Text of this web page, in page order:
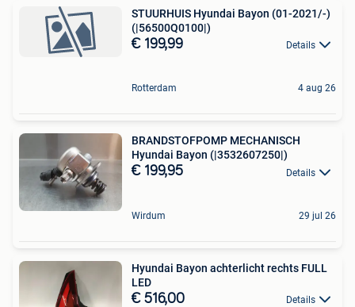
STUURHUIS Hyundai Bayon (01-2021/-)
(|56500Q0100|)
€ 199,99 Details
Rotterdam 4 aug 26
BRANDSTOFPOMP MECHANISCH
Hyundai Bayon (|3532607250|)
€ 199,95 Details
Wirdum 29 jul 26
Hyundai Bayon achterlicht rechts FULL
LED
€ 516,00 Details